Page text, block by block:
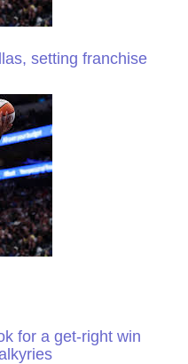
setting franchise
for a get-right win